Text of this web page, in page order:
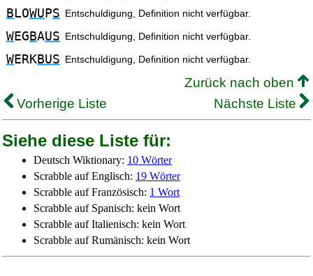
B LOWU PS Entschuldigung, Definition nicht verfügbar.
WEG BAUS Entschuldigung, Definition nicht verfügbar.
WERKBUS Entschuldigung, Definition nicht verfügbar.
Zurück nach oben
Vorherige Liste
Nächste Liste
Siehe diese Liste für:
Deutsch Wiktionary: 10 Wörter
Scrabble auf Englisch: 19 Wörter
Scrabble auf Französisch: 1 Wort
Scrabble auf Spanisch: kein Wort
Scrabble auf Italienisch: kein Wort
Scrabble auf Rumänisch: kein Wort